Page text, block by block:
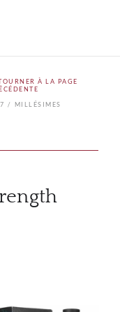
À LA PAGE
MILLÉSIMES